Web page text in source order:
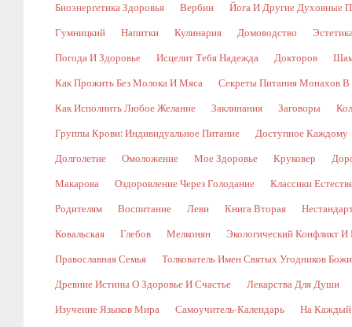
Биоэнергетика Здоровья Вербин Йога И Другие Духовные
Гумницкий Напитки Кулинария Домоводство
Погода И Здоровье Исцелит Тебя Надежда Докторов
Как Прожить Без Молока И Мяса Секреты Питания Монахов В
Как Исполнить Любое Желание Заклинания Заговоры
Группы Крови: Индивидуальное Питание Доступное Каждому
Долголетие Омоложение Мое Здоровье Круковер
Макарова Оздоровление Через Голодание Классики
Родителям Воспитание Леви Книга Вторая
Ковальская Глебов Мелконян Экологический Конфликт
Православная Семья Толкователь Имен Святых Угодников
Древние Истины О Здоровье И Счастье Лекарства Для Души
Изучение Языков Мира Самоучитель-Календарь На Каждый